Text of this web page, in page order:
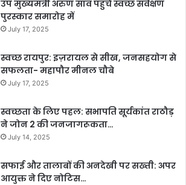
उप मुख्यमंत्री अरुण साव पहुंचे स्वच्छ सर्वेक्षण
पुरस्कार समारोह में
July 17, 2025
स्वच्छ रायपुर: इज़रायल से सीख, जनसहयोग से
सफलता- महापौर मीनल चौबे
July 17, 2025
स्वच्छता के लिए पहल: सभापति सूर्यकांत राठौड़
ने जोन 2 की जनजागरूकता…
July 14, 2025
सफाई और तालाबों की अनदेखी पर सख्ती: अपर
आयुक्त ने दिए नोटिस…